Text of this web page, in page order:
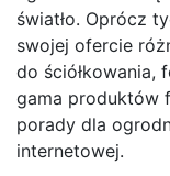
światło. Oprócz
swojej ofercie
do ściółkowania,
gama produktów
porady dla
internetowej.